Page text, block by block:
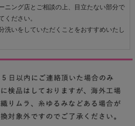
ニング店とご相談の上、目立たない部分で
ください。
洗いをしていただくことをおすすめいたし